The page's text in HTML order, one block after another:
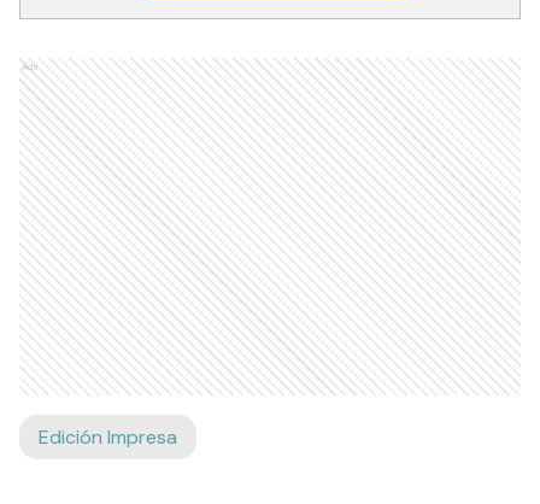
Ads
Edición Impresa